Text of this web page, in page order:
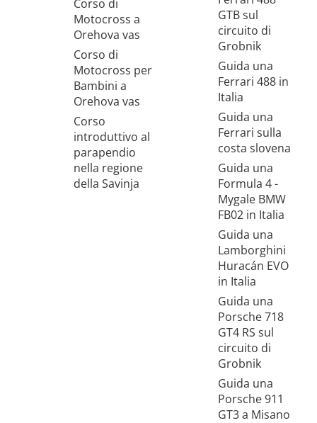
Corso di
Motocross a
Orehova vas
Corso di
Motocross per
Bambini a
Orehova vas
Corso
introduttivo al
parapendio
nella regione
della Savinja
GTB sul
circuito di
Grobnik
Guida una
Ferrari 488 in
Italia
Guida una
Ferrari sulla
costa slovena
Guida una
Formula 4 -
Mygale BMW
FB02 in Italia
Guida una
Lamborghini
Huracán EVO
in Italia
Guida una
Porsche 718
GT4 RS sul
circuito di
Grobnik
Guida una
Porsche 911
GT3 a Misano